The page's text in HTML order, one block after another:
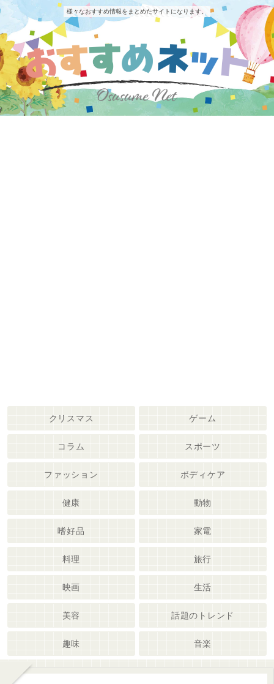
様々なおすすめ情報をまとめたサイトになります。
クリスマス ゲーム
コラム スポーツ
ファッション ボディケア
健康 動物
嗜好品 家電
料理 旅行
映画 生活
美容 話題のトレンド
趣味 音楽